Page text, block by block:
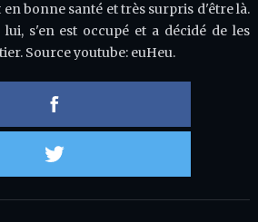
bonne santé et très surpris d'être là.
s'en est occupé et a décidé de les
Source youtube: euHeu.